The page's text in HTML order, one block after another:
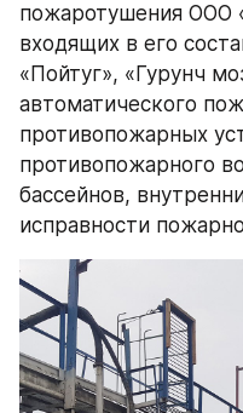
пожаротушения ООО
входящих в его
«Пойтуг», «Гурунч
автоматического
противопожарных
противопожарного
бассейнов,
исправности